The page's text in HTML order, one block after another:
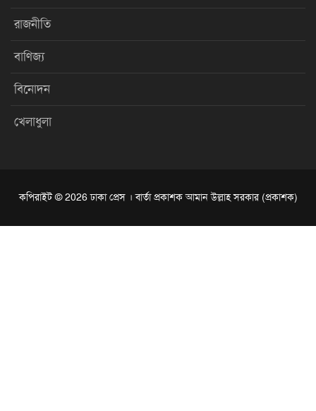
রাজনীতি
বাণিজ্য
বিনোদন
খেলাধুলা
কপিরাইট © 2026 ঢাকা প্রেস । বার্তা প্রকাশক আমান উল্লাহ সরকার (প্রকাশক)